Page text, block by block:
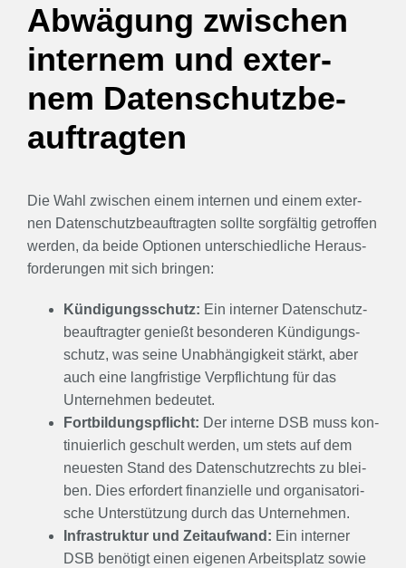
Abwä­gung zwi­schen
inter­nem und exter­
nem Daten­schutz­be­
auf­trag­ten
Die Wahl zwi­schen einem inter­nen und einem exter­
nen Daten­schutz­be­auf­trag­ten soll­te sorg­fäl­tig getrof­fen
wer­den, da bei­de Optio­nen unter­schied­li­che Her­aus­
for­de­run­gen mit sich brin­gen:
Kün­di­gungs­schutz: Ein inter­ner Daten­schutz­
be­auf­trag­ter genießt beson­de­ren Kün­di­gungs­
schutz, was sei­ne Unab­hän­gig­keit stärkt, aber
auch eine lang­fris­ti­ge Ver­pflich­tung für das
Unter­neh­men bedeu­tet.
Fort­bil­dungs­pflicht: Der inter­ne DSB muss kon­
ti­nu­ier­lich geschult wer­den, um stets auf dem
neu­es­ten Stand des Daten­schutz­rechts zu blei­
ben. Dies erfor­dert finan­zi­el­le und orga­ni­sa­to­ri­
sche Unter­stüt­zung durch das Unter­neh­men.
Infra­struk­tur und Zeit­auf­wand: Ein inter­ner
DSB benö­tigt einen eige­nen Arbeits­platz sowie